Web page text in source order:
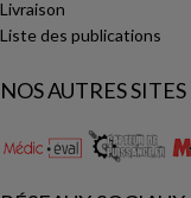
Livraison
Liste des publications
NOS AUTRES SITES